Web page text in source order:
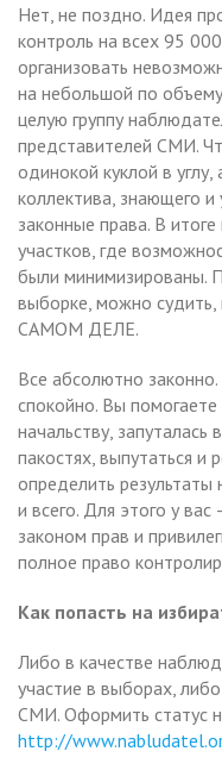
Нет, не поздно. Идея
контроль на всех 95
организовать
на небольшой по
целую группу
представителей СМИ.
одинокой куклой в
коллектива, знающего
законные права. В
участков, где
были минимизированы.
выборке, можно
САМОМ ДЕЛЕ.
Все абсолютно
спокойно. Вы
начальству, запуталась
пакостях, выпутаться и
определить результаты
и всего. Для этого у
законом прав и
полное право
Как попасть на
Либо в качестве
участие в выборах,
СМИ. Оформить статус
http://